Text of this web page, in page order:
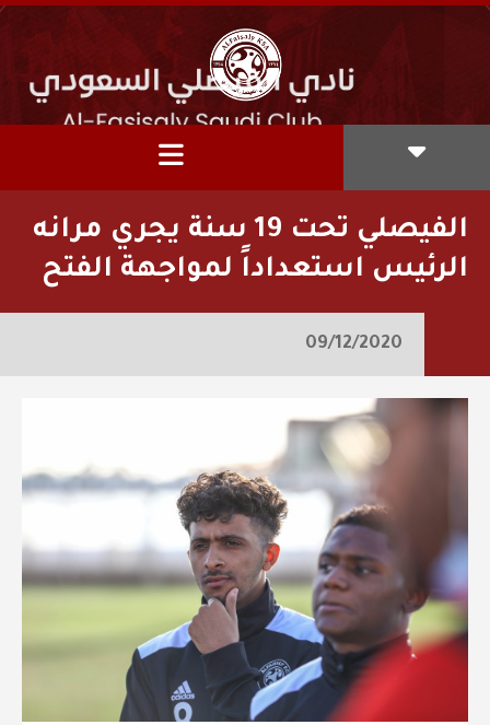
الفيصلي تحت 19 سنة يجري مرانه
الرئيس استعداداً لمواجهة الفتح
09/12/2020